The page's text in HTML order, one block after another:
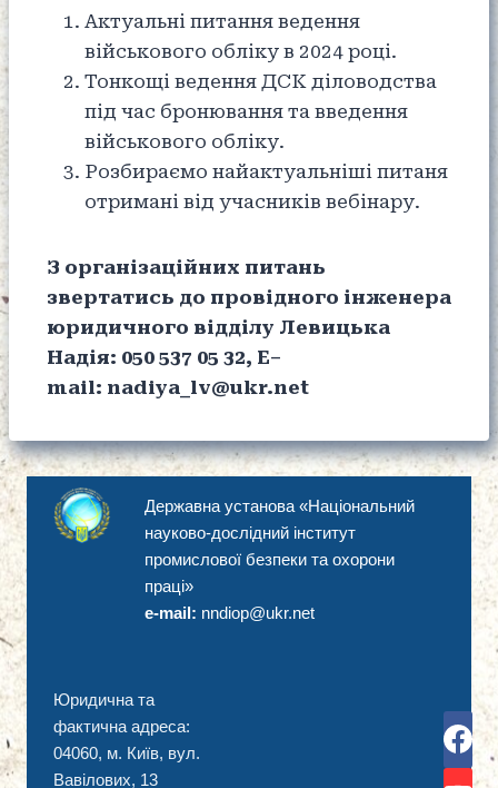
Актуальні питання ведення
військового обліку в 2024 році.
Тонкощі ведення ДСК діловодства
під час бронювання та введення
військового обліку.
Розбираємо найактуальніші питаня
отримані від учасників вебінару.
З організаційних питань
звертатись до провідного інженера
юридичного відділу Левицька
Надія: 050 537 05 32, E–
mail: nadiya lv@ukr.net
Державна установа «Національний
науково-дослідний інститут
промислової безпеки та охорони
праці»
e-mail: nndiop@ukr.net
Юридична та
фактична адреса:
04060, м. Київ, вул.
Вавілових, 13